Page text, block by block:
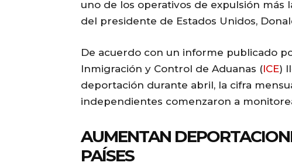
uno de los operativos de expulsión
del presidente de Estados Unidos,
De acuerdo con un informe publicado
Inmigración y Control de Aduanas (ICE)
deportación durante abril, la cifra
independientes comenzaron a
AUMENTAN
PAÍSES